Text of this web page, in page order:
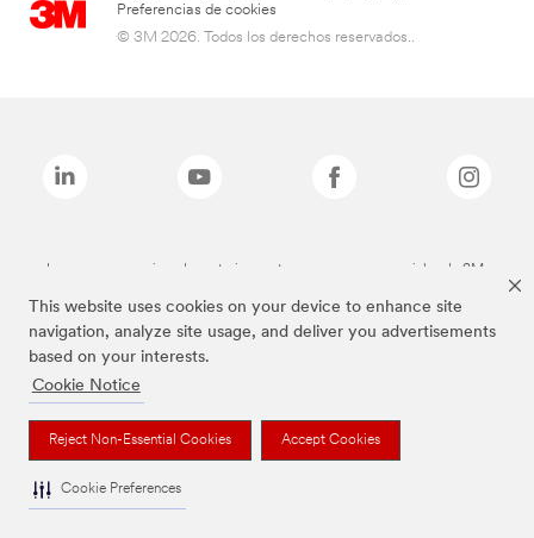
This website uses cookies on your device to enhance site
navigation, analyze site usage, and deliver you advertisements
based on your interests.
Cookie Notice
Reject Non-Essential Cookies Accept Cookies
Cookie Preferences
Preferencias de cookies
© 3M 2026. Todos los derechos reservados..
Las marcas mencionadas anteriormente son marcas comerciales de 3M.